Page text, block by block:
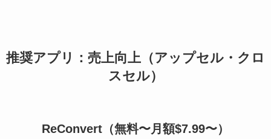
推奨アプリ：売上向上（アップセル・クロ
スセル）
ReConvert（無料〜月額$7.99〜）